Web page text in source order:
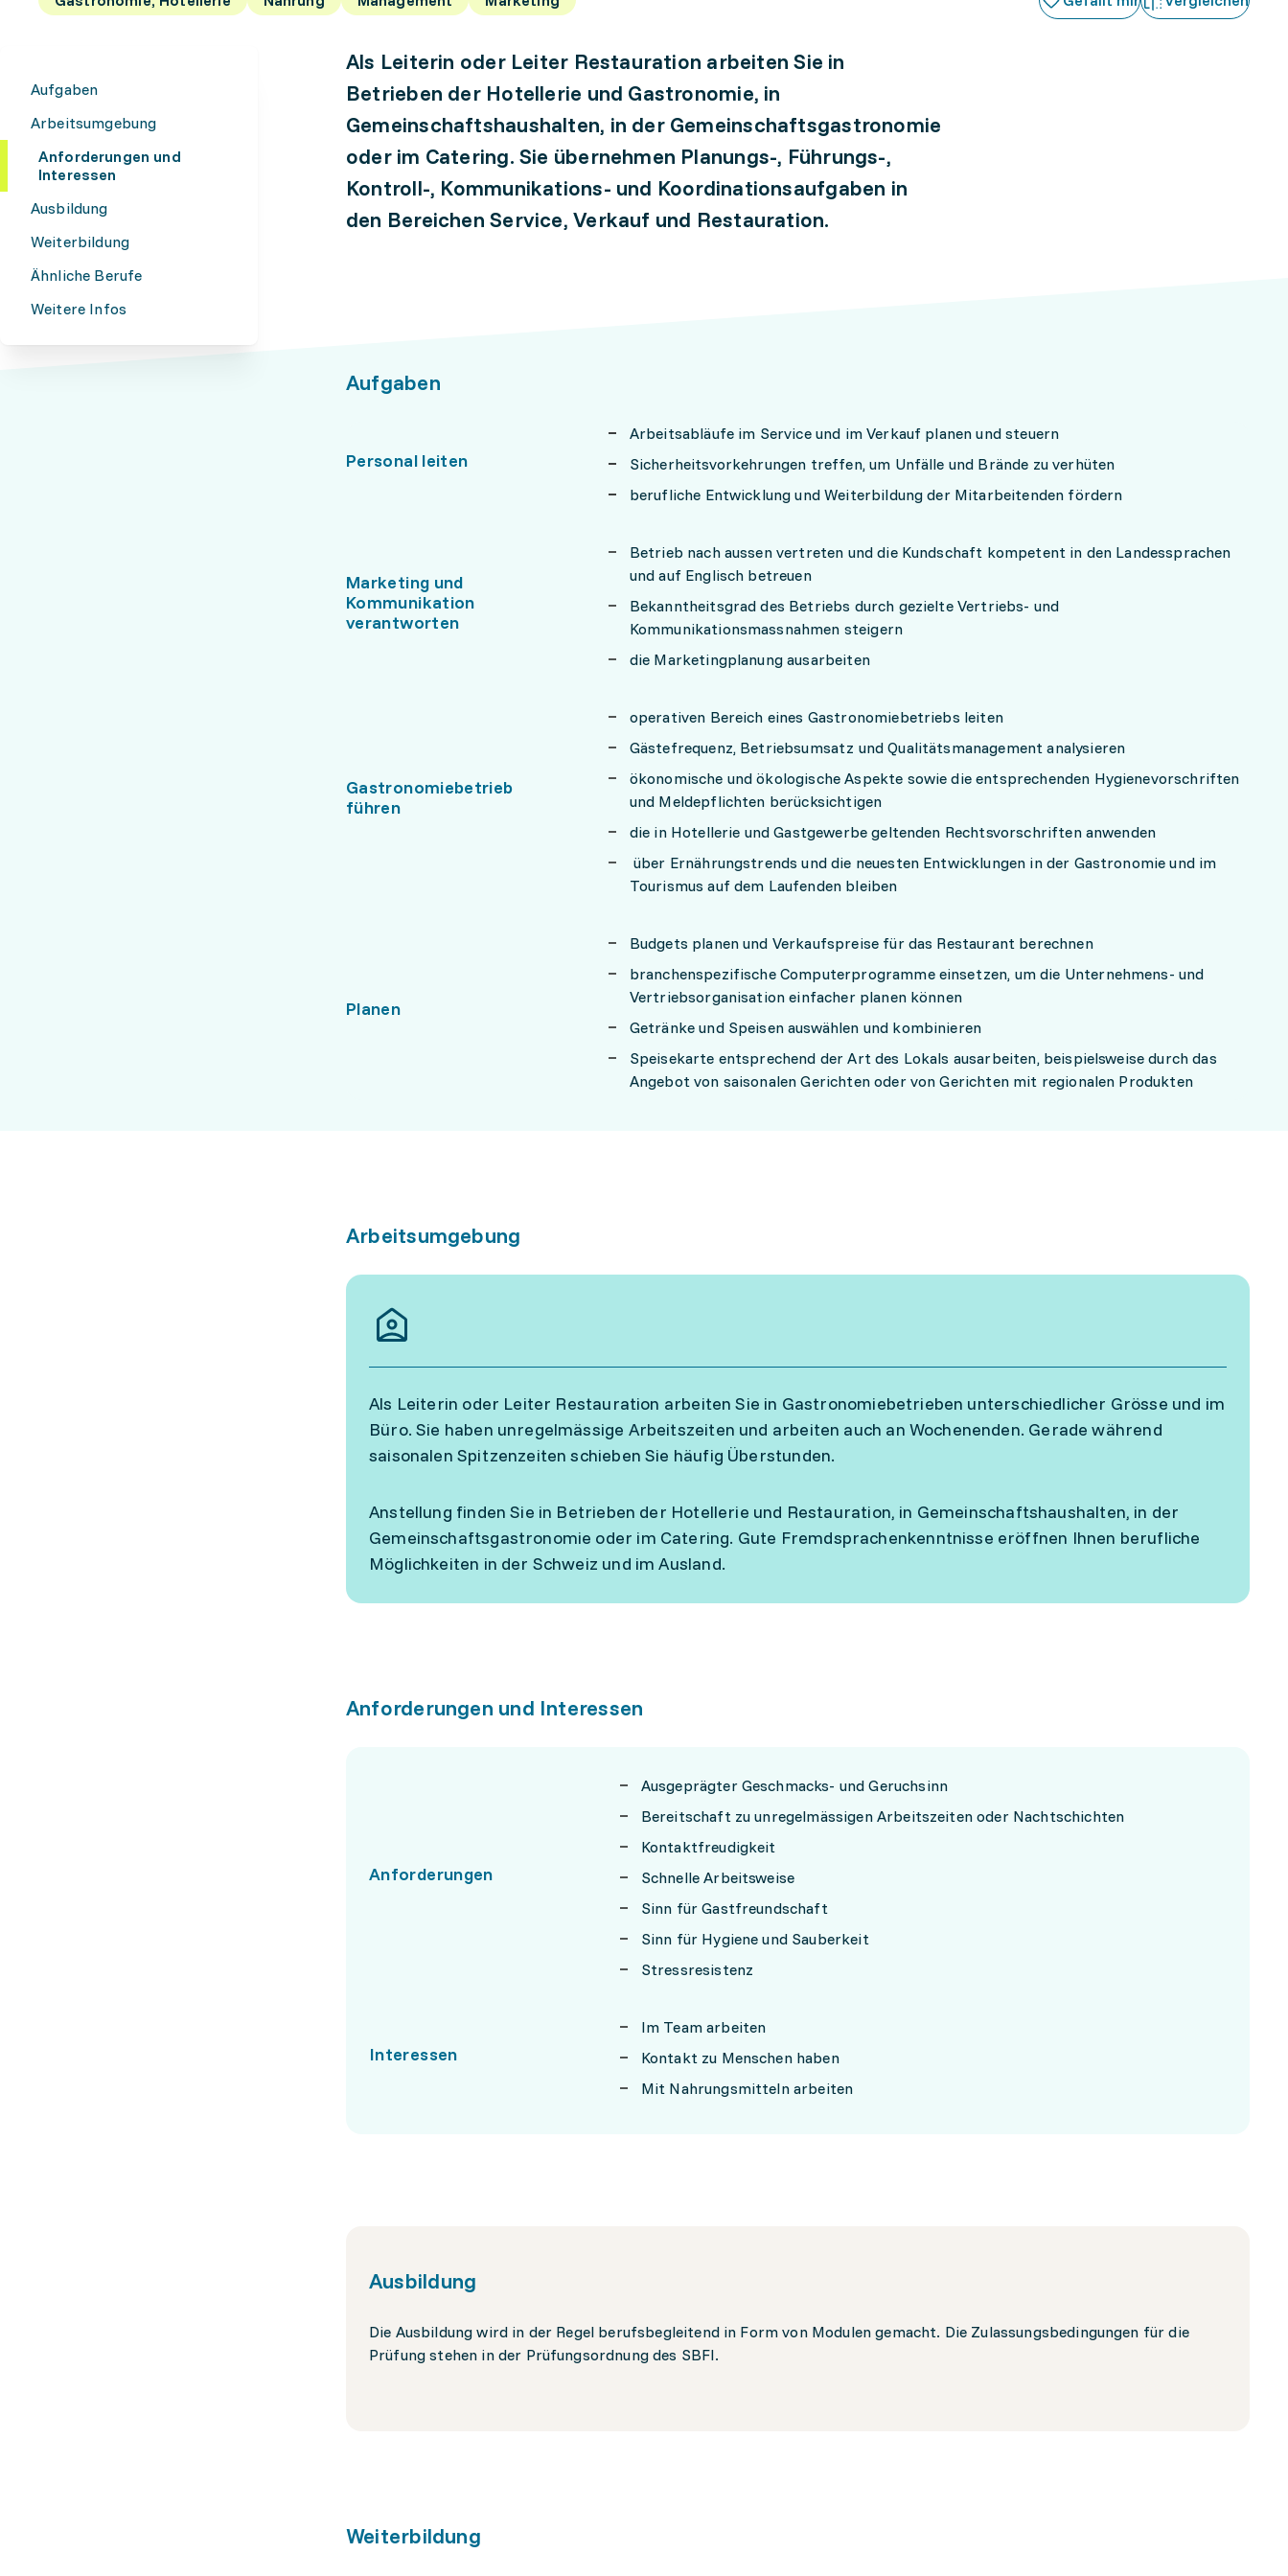
Aufgaben
Arbeitsumgebung
Anforderungen und
Interessen
Ausbildung
Weiterbildung
Ähnliche Berufe
Weitere Infos
Als Leiterin oder Leiter Restauration arbeiten Sie in
Betrieben der Hotellerie und Gastronomie, in
Gemeinschaftshaushalten, in der Gemeinschaftsgastronomie
oder im Catering. Sie übernehmen Planungs-, Führungs-,
Kontroll-, Kommunikations- und Koordinationsaufgaben in
den Bereichen Service, Verkauf und Restauration.
Aufgaben
Personal leiten
Arbeitsabläufe im Service und im Verkauf planen und steuern
Sicherheitsvorkehrungen treffen, um Unfälle und Brände zu verhüten
berufliche Entwicklung und Weiterbildung der Mitarbeitenden fördern
Marketing und
Kommunikation
verantworten
Betrieb nach aussen vertreten und die Kundschaft kompetent in den Landessprachen
und auf Englisch betreuen
Bekanntheitsgrad des Betriebs durch gezielte Vertriebs- und
Kommunikationsmassnahmen steigern
die Marketingplanung ausarbeiten
Gastronomiebetrieb
führen
operativen Bereich eines Gastronomiebetriebs leiten
Gästefrequenz, Betriebsumsatz und Qualitätsmanagement analysieren
ökonomische und ökologische Aspekte sowie die entsprechenden Hygienevorschriften
und Meldepflichten berücksichtigen
die in Hotellerie und Gastgewerbe geltenden Rechtsvorschriften anwenden
über Ernährungstrends und die neuesten Entwicklungen in der Gastronomie und im
Tourismus auf dem Laufenden bleiben
Planen
Budgets planen und Verkaufspreise für das Restaurant berechnen
branchenspezifische Computerprogramme einsetzen, um die Unternehmens- und
Vertriebsorganisation einfacher planen können
Getränke und Speisen auswählen und kombinieren
Speisekarte entsprechend der Art des Lokals ausarbeiten, beispielsweise durch das
Angebot von saisonalen Gerichten oder von Gerichten mit regionalen Produkten
Arbeitsumgebung
Als Leiterin oder Leiter Restauration arbeiten Sie in Gastronomiebetrieben unterschiedlicher Grösse und im
Büro. Sie haben unregelmässige Arbeitszeiten und arbeiten auch an Wochenenden. Gerade während
saisonalen Spitzenzeiten schieben Sie häufig Überstunden.
Anstellung finden Sie in Betrieben der Hotellerie und Restauration, in Gemeinschaftshaushalten, in der
Gemeinschaftsgastronomie oder im Catering. Gute Fremdsprachenkenntnisse eröffnen Ihnen berufliche
Möglichkeiten in der Schweiz und im Ausland.
Anforderungen und Interessen
Anforderungen
Ausgeprägter Geschmacks- und Geruchsinn
Bereitschaft zu unregelmässigen Arbeitszeiten oder Nachtschichten
Kontaktfreudigkeit
Schnelle Arbeitsweise
Sinn für Gastfreundschaft
Sinn für Hygiene und Sauberkeit
Stressresistenz
Interessen
Im Team arbeiten
Kontakt zu Menschen haben
Mit Nahrungsmitteln arbeiten
Ausbildung
Die Ausbildung wird in der Regel berufsbegleitend in Form von Modulen gemacht. Die Zulassungsbedingungen für die
Prüfung stehen in der Prüfungsordnung des SBFI.
Weiterbildung